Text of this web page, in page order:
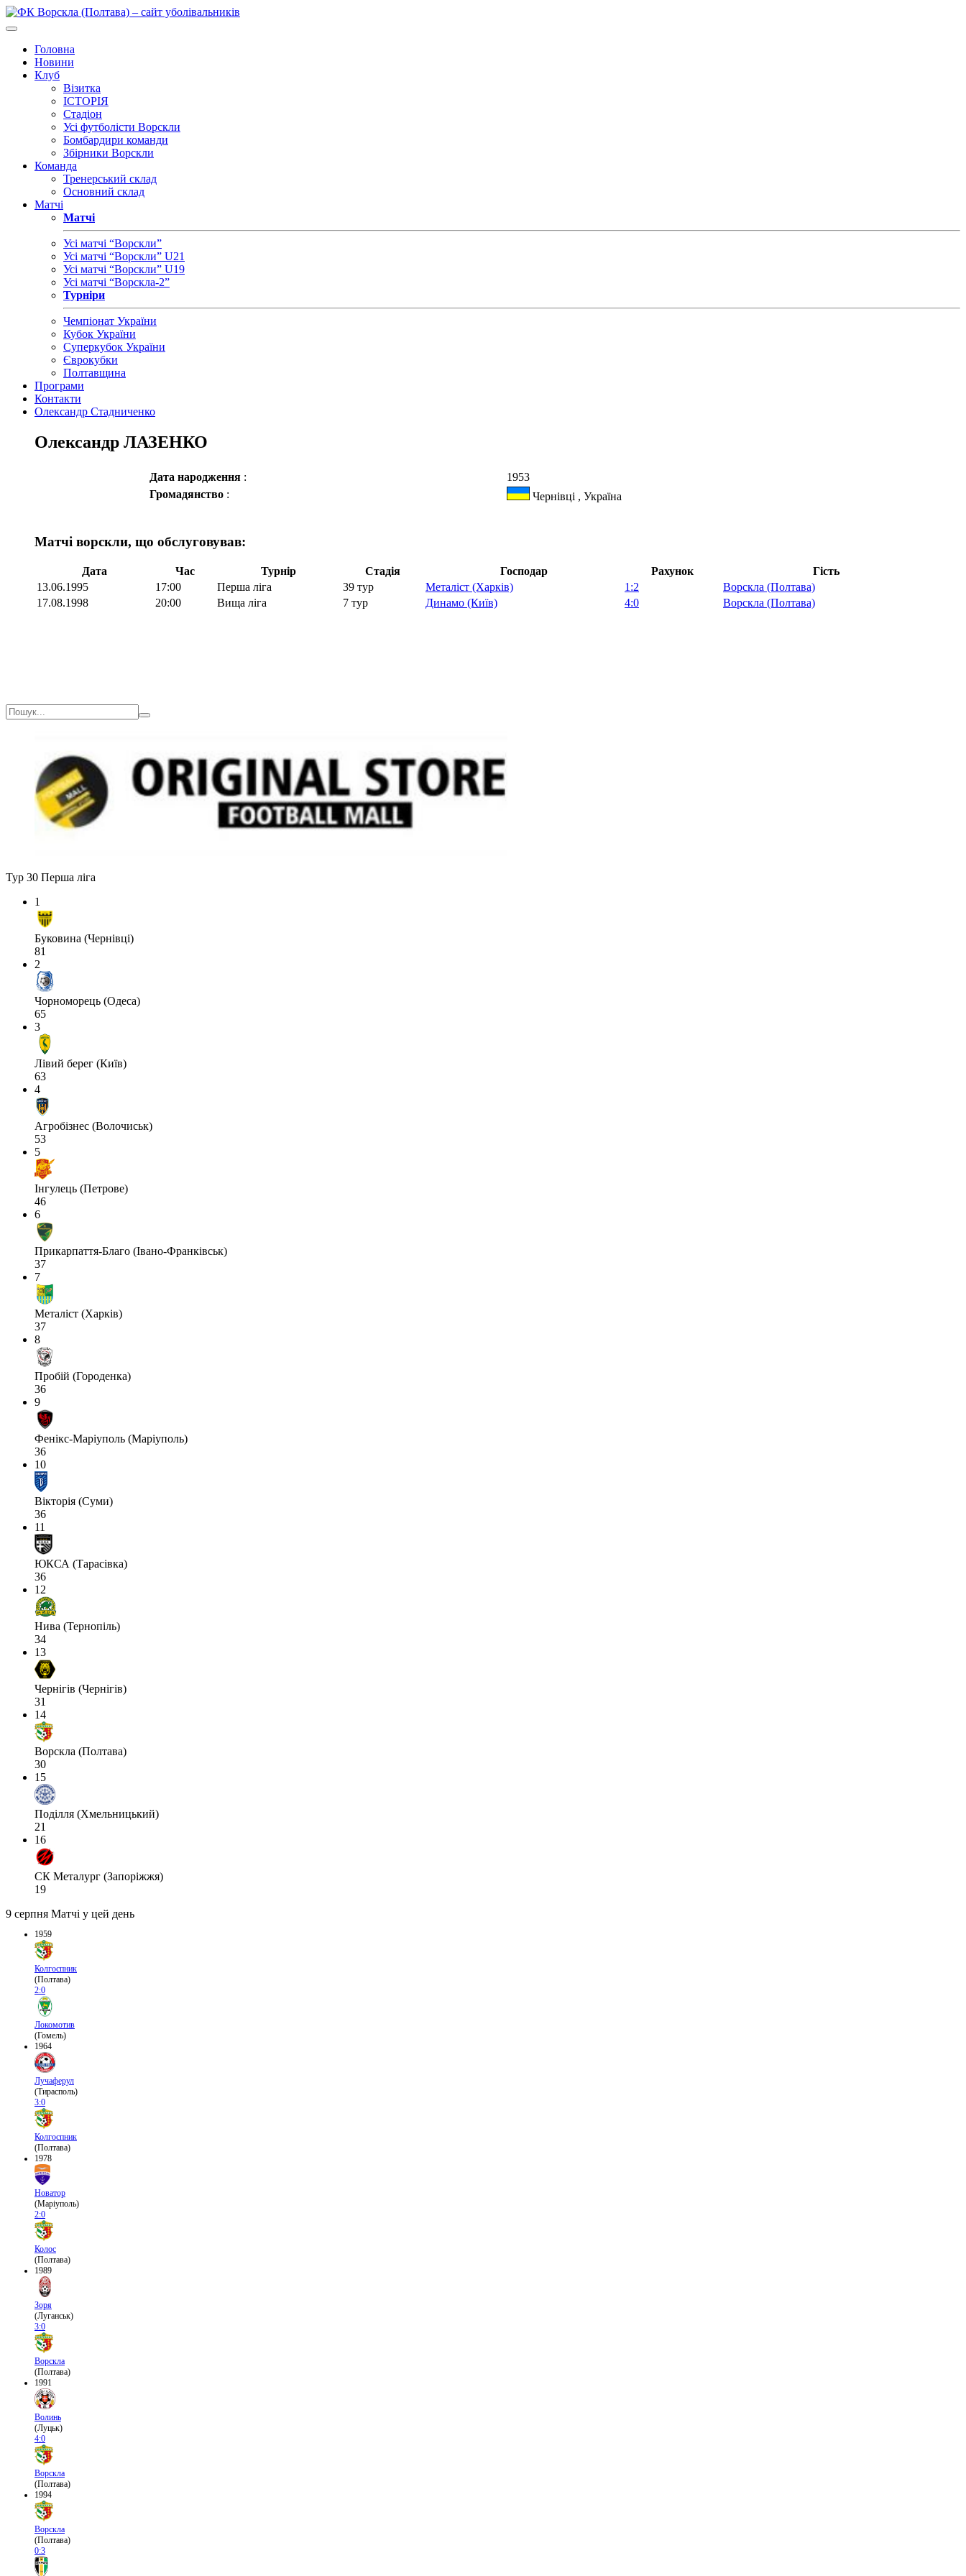
Головна
Новини
Клуб
Візитка
ІСТОРІЯ
Стадіон
Усі футболісти Ворскли
Бомбардири команди
Збірники Ворскли
Команда
Тренерський склад
Основний склад
Матчі
Матчі
Усі матчі “Ворскли”
Усі матчі “Ворскли” U21
Усі матчі “Ворскли” U19
Усі матчі “Ворскла-2”
Турніри
Чемпіонат України
Кубок України
Суперкубок України
Єврокубки
Полтавщина
Програми
Контакти
Олександр Стадниченко
Олександр ЛАЗЕНКО
Дата народження :
1953
Громадянство : Чернівці , Україна
Матчі ворскли, що обслуговував:
Дата Час Турнір Стадія Господар Рахунок
Гість
13.06.1995
17:00 Перша ліга 39 тур Металіст (Харків) 1:2
Ворскла (Полтава)
17.08.1998
20:00 Вища ліга 7 тур Динамо (Київ) 4:0 Ворскла (Полтава)
Тур 30 Перша ліга
1
Буковина (Чернівці)
81
2
Чорноморець (Одеса)
65
3
Лівий берег (Київ)
63
4
Агробізнес (Волочиськ)
53
5
Інгулець (Петрове)
46
6
Прикарпаття-Благо (Івано-Франківськ)
37
7
Металіст (Харків)
37
8
Пробій (Городенка)
36
9
Фенікс-Маріуполь (Маріуполь)
36
10
Вікторія (Суми)
36
11
ЮКСА (Тарасівка)
36
12
Нива (Тернопіль)
34
13
Чернігів (Чернігів)
31
14
Ворскла (Полтава)
30
15
Поділля (Хмельницький)
21
16
СК Металург (Запоріжжя)
19
9 серпня Матчі у цей день
1959
Колгоспник
(Полтава)
2:0
Локомотив
(Гомель)
1964
Лучаферул
(Тирасполь)
3:0
Колгоспник
(Полтава)
1978
Новатор
(Маріуполь)
2:0
Колос
(Полтава)
1989
Зоря
(Луганськ)
3:0
Ворскла
(Полтава)
1991
Волинь
(Луцьк)
4:0
Ворскла
(Полтава)
1994
Ворскла
(Полтава)
0:3